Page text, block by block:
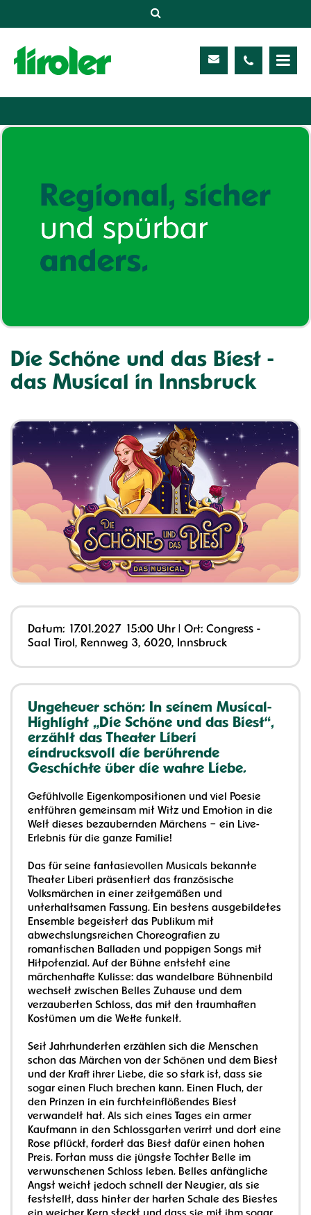
Service
Meine TIROLER
Karriere
Die Schöne und das Biest -
das Musical in Innsbruck
Datum: 17.01.2027 15:00 Uhr | Ort: Congress -
Saal Tirol, Rennweg 3, 6020, Innsbruck
Ungeheuer schön: In seinem Musical-
Highlight „Die Schöne und das Biest“,
erzählt das Theater Liberi
eindrucksvoll die berührende
Geschichte über die wahre Liebe.
Gefühlvolle Eigenkompositionen und viel Poesie
entführen gemeinsam mit Witz und Emotion in die
Welt dieses bezaubernden Märchens – ein Live-
Erlebnis für die ganze Familie!
Das für seine fantasievollen Musicals bekannte
Theater Liberi präsentiert das französische
Volksmärchen in einer zeitgemäßen und
unterhaltsamen Fassung. Ein bestens ausgebildetes
Ensemble begeistert das Publikum mit
abwechslungsreichen Choreografien zu
romantischen Balladen und poppigen Songs mit
Hitpotenzial. Auf der Bühne entsteht eine
märchenhafte Kulisse: das wandelbare Bühnenbild
wechselt zwischen Belles Zuhause und dem
verzauberten Schloss, das mit den traumhaften
Kostümen um die Wette funkelt.
Seit Jahrhunderten erzählen sich die Menschen
schon das Märchen von der Schönen und dem Biest
und der Kraft ihrer Liebe, die so stark ist, dass sie
sogar einen Fluch brechen kann. Einen Fluch, der
den Prinzen in ein furchteinflößendes Biest
verwandelt hat. Als sich eines Tages ein armer
Kaufmann in den Schlossgarten verirrt und dort eine
Rose pflückt, fordert das Biest dafür einen hohen
Preis. Fortan muss die jüngste Tochter Belle im
verwunschenen Schloss leben. Belles anfängliche
Angst weicht jedoch schnell der Neugier, als sie
feststellt, dass hinter der harten Schale des Biestes